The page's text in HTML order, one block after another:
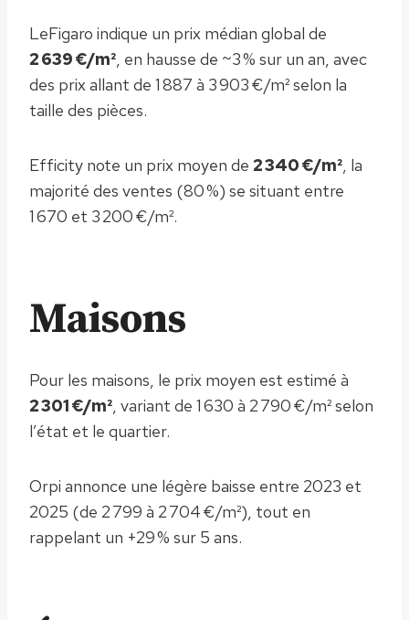
LeFigaro indique un prix médian global de
2 639 €/m², en hausse de ~3 % sur un an, avec
des prix allant de 1 887 à 3 903 €/m² selon la
taille des pièces.
Efficity note un prix moyen de 2 340 €/m², la
majorité des ventes (80 %) se situant entre
1 670 et 3 200 €/m².
Maisons
Pour les maisons, le prix moyen est estimé à
2 301 €/m², variant de 1 630 à 2 790 €/m² selon
l’état et le quartier.
Orpi annonce une légère baisse entre 2023 et
2025 (de 2 799 à 2 704 €/m²), tout en
rappelant un +29 % sur 5 ans.